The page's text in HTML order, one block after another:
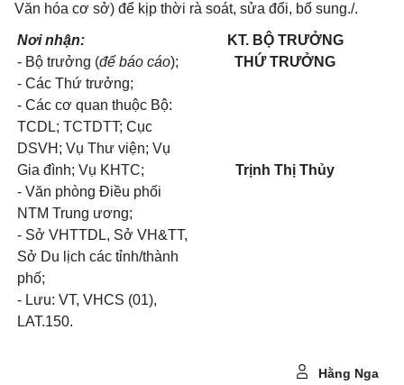
Văn hóa cơ sở) để kịp thời rà soát, sửa đổi, bổ sung./.
Nơi nhận:
- Bộ trưởng (để báo cáo);
- Các Thứ trưởng;
- Các cơ quan thuộc Bộ:
TCDL; TCTDTT; Cục
DSVH; Vụ Thư viện; Vụ
Gia đình; Vụ KHTC;
- Văn phòng Điều phối
NTM Trung ương;
- Sở VHTTDL, Sở VH&TT,
Sở Du lịch các tỉnh/thành
phố;
- Lưu: VT, VHCS (01),
LAT.150.
KT. BỘ TRƯỞNG
THỨ TRƯỞNG
Trịnh Thị Thủy
Hằng Nga